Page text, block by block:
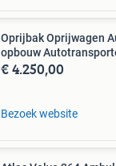
Oprijbak Oprijwagen
opbouw
€ 4.250,00
Bezoek website